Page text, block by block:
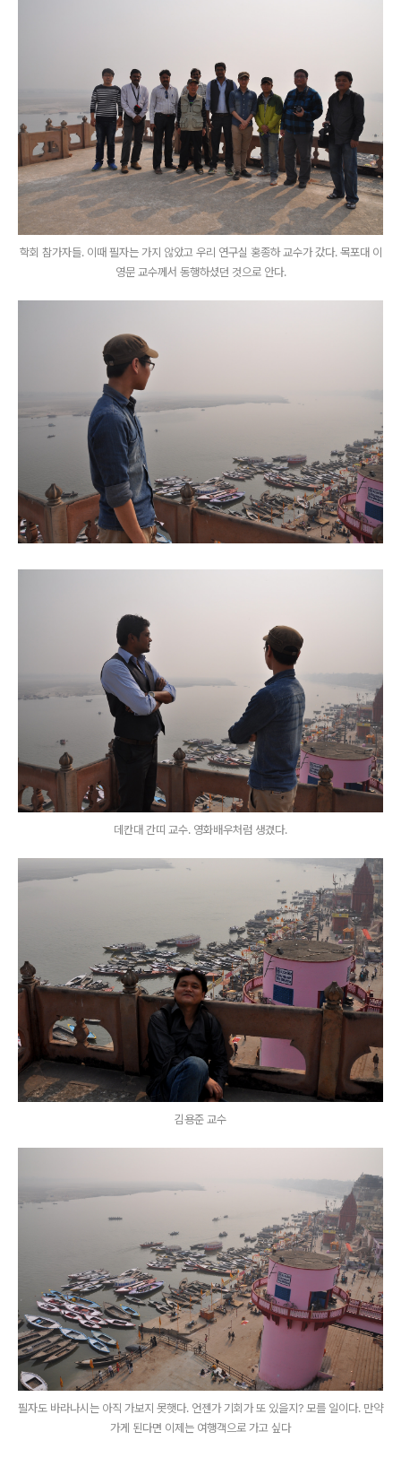
학회 참가자들. 이때 필자는 가지 않았고 우리 연구실 홍종하 교수가 갔다. 목포대 이
영문 교수께서 동행하셨던 것으로 안다.
데칸대 간띠 교수. 영화배우처럼 생겼다.
김용준 교수
필자도 바라나시는 아직 가보지 못햇다. 언젠가 기회가 또 있을지? 모를 일이다. 만약
가게 된다면 이제는 여행객으로 가고 싶다